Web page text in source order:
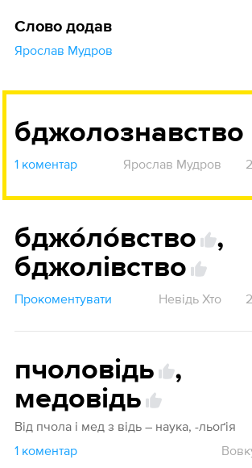
Слово додав
Ярослав Мудров
бджолознавство
1 коментар Ярослав Мудров
бджо́ло́вство
,
бджолівство
Прокоментувати Невідь Хто
пчоловідь
,
медовідь
Від пчола і мед з відь – наука, -льоґія
1 коментар